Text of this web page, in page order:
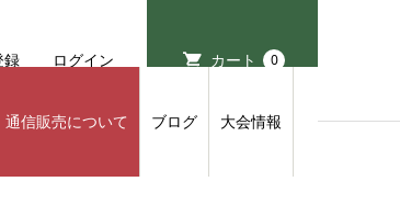
録 ログイン カート 0
通信販売について ブログ 大会情報